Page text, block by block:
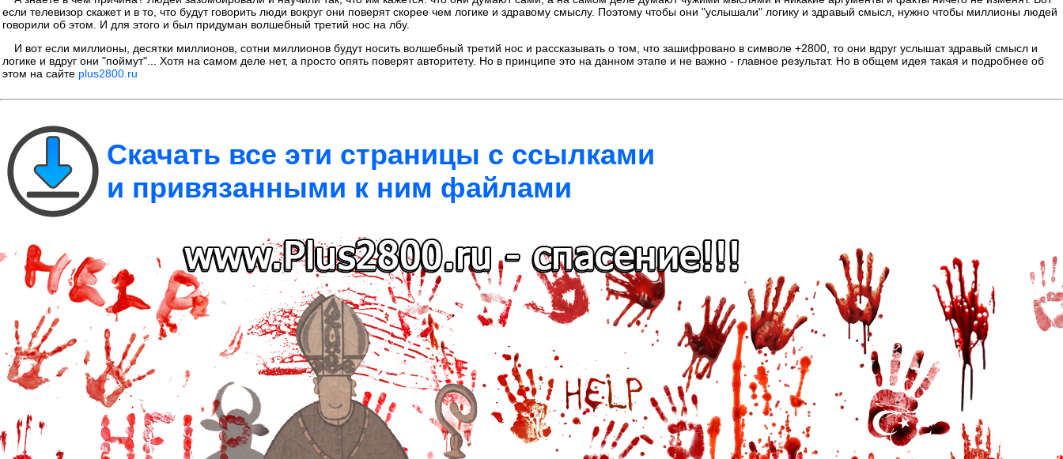
если телевизор скажет и в то, что будут говорить люди вокруг они поверят скорее чем логике и здравому смыслу. Поэтому чтобы они "услышали" логику и здравый смысл, нужно чтобы миллионы людей
говорили об этом. И для этого и был придуман волшебный третий нос на лбу.
И вот если миллионы, десятки миллионов, сотни миллионов будут носить волшебный третий нос и рассказывать о том, что зашифровано в символе +2800, то они вдруг услышат здравый смысл и
логике и вдруг они "поймут"... Хотя на самом деле нет, а просто опять поверят авторитету. Но в принципе это на данном этапе и не важно - главное результат. Но в общем идея такая и подробнее об
этом на сайте plus2800.ru
Скачать все эти страницы с ссылками
и привязанными к ним файлами